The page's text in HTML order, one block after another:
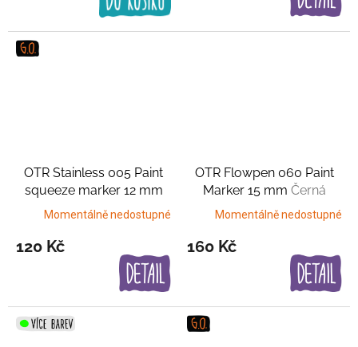
OTR Stainless 005 Paint
squeeze marker 12 mm
Černo-stříbrný
Momentálně nedostupné
120 Kč
OTR Flowpen 060 Paint
Marker 15 mm Černá
Momentálně nedostupné
160 Kč